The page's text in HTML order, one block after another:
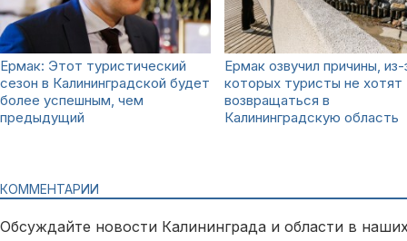
Ермак: Этот туристический
сезон в Калининградской будет
более успешным, чем
предыдущий
Ермак озвучил причины, из-
которых туристы не хотят
возвращаться в
Калининградскую область
КОММЕНТАРИИ
Обсуждайте новости Калининграда и области в